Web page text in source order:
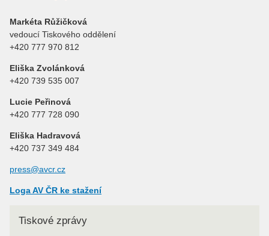
Markéta Růžičková
vedoucí Tiskového oddělení
+420 777 970 812
Eliška Zvolánková
+420 739 535 007
Lucie Peřinová
+420 777 728 090
Eliška Hadravová
+420 737 349 484
press@avcr.cz
Loga AV ČR ke stažení
Tiskové zprávy